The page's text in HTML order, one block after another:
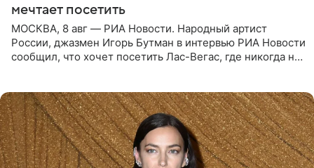
мечтает посетить
МОСКВА, 8 авг — РИА Новости. Народный артист
России, джазмен Игорь Бутман в интервью РИА Новости
сообщил, что хочет посетить Лас-Вегас, где никогда не